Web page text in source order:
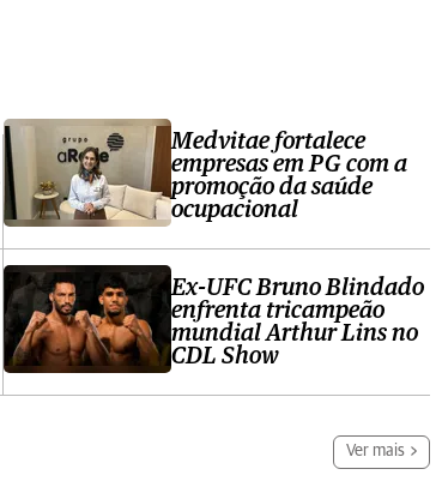
Medvitae fortalece
empresas em PG com a
promoção da saúde
ocupacional
Ex-UFC Bruno Blindado
enfrenta tricampeão
mundial Arthur Lins no
CDL Show
Ver mais